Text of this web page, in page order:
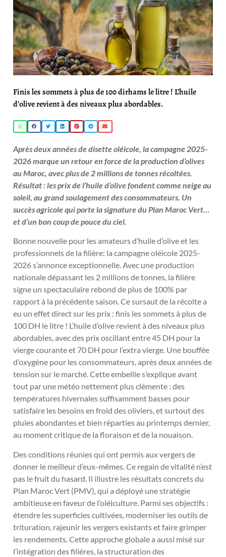
Finis les sommets à plus de 100 dirhams le litre ! L’huile
d’olive revient à des niveaux plus abordables.
Après deux années de disette oléicole, la campagne 2025-
2026 marque un retour en force de la production d’olives
au Maroc, avec plus de 2 millions de tonnes récoltées.
Résultat : les prix de l’huile d’olive fondent comme neige au
soleil, au grand soulagement des consommateurs. Un
succès agricole qui porte la signature du Plan Maroc Vert…
et d’un bon coup de pouce du ciel.
Bonne nouvelle pour les amateurs d’huile d’olive et les
professionnels de la filière: la campagne oléicole 2025-
2026 s’annonce exceptionnelle. Avec une production
nationale dépassant les 2 millions de tonnes, la filière
signe un spectaculaire rebond de plus de 100% par
rapport à la précédente saison. Ce sursaut de la récolte a
eu un effet direct sur les prix : finis les sommets à plus de
100 DH le litre ! L’huile d’olive revient à des niveaux plus
abordables, avec des prix oscillant entre 45 DH pour la
vierge courante et 70 DH pour l’extra vierge. Une bouffée
d’oxygène pour les consommateurs, après deux années de
tension sur le marché. Cette embellie s’explique avant
tout par une météo nettement plus clémente : des
températures hivernales suffisamment basses pour
satisfaire les besoins en froid des oliviers, et surtout des
pluies abondantes et bien réparties au printemps dernier,
au moment critique de la floraison et de la nouaison.
Des conditions réunies qui ont permis aux vergers de
donner le meilleur d’eux-mêmes. Ce regain de vitalité n’est
pas le fruit du hasard. Il illustre les résultats concrets du
Plan Maroc Vert (PMV), qui a déployé une stratégie
ambitieuse en faveur de l’oléiculture. Parmi ses objectifs :
étendre les superficies cultivées, moderniser les outils de
trituration, rajeunir les vergers existants et faire grimper
les rendements. Cette approche globale a aussi misé sur
l’intégration des filières, la structuration des